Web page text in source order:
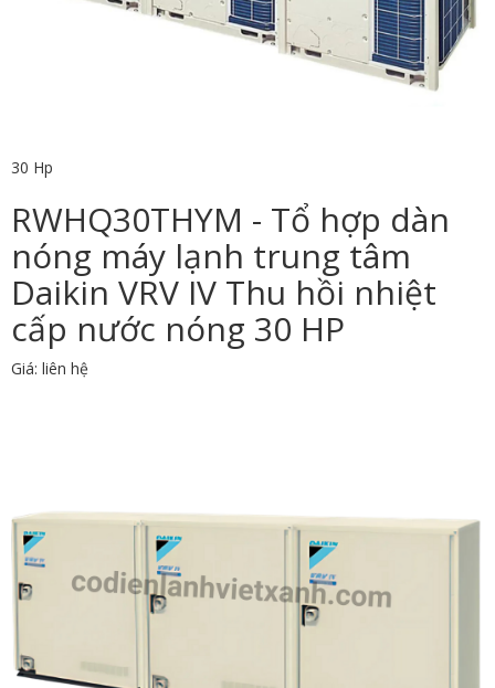
30 Hp
RWHQ30THYM - Tổ hợp dàn
nóng máy lạnh trung tâm
Daikin VRV IV Thu hồi nhiệt
cấp nước nóng 30 HP
Giá: liên hệ